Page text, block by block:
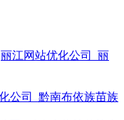
丽江网站优化公司_丽